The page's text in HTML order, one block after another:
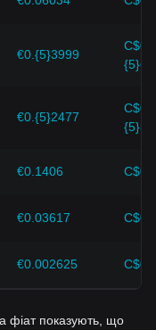
цих факторів
стратегії
€0.{5}3999
C$0.
€0.{5}2477
C$0.
€0.1406
€0.03617
€0.002625
фіат показують, що